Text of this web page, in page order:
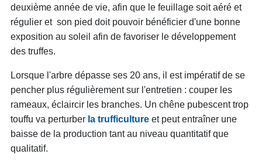
deuxième année de vie, afin que le feuillage soit aéré et
régulier et son pied doit pouvoir bénéficier d'une bonne
exposition au soleil afin de favoriser le développement
des truffes.
Lorsque l'arbre dépasse ses 20 ans, il est impératif de se
pencher plus régulièrement sur l'entretien : couper les
rameaux, éclaircir les branches. Un chêne pubescent trop
touffu va perturber la trufficultureet peut entraîner une
baisse de la production tant au niveau quantitatif que
qualitatif.